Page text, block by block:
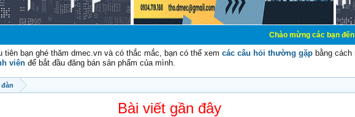
Chào mừng các bạn đến với Diễn
tiên bạn ghé thăm dmec.vn và có thắc mắc, bạn có thể xem các câu hỏi thường gặp bằng
viên để bắt đầu đăng bán sản phẩm của mình.
Bài viết gần đây